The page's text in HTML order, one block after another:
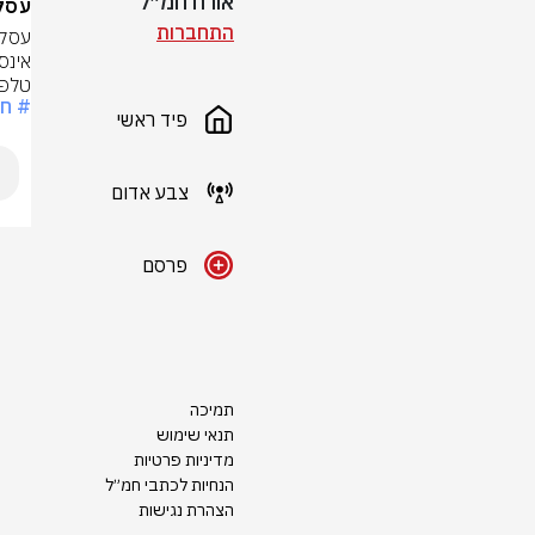
התחברות
פיד ראשי
צבע אדום
פרסם
תמיכה
תנאי שימוש
מדיניות פרטיות
הנחיות לכתבי חמ״ל
הצהרת נגישות
#